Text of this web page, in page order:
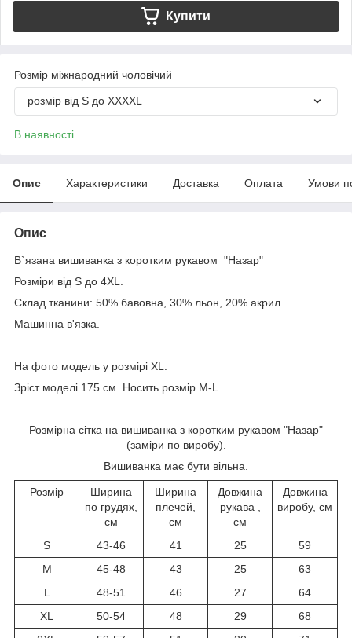
Купити
Розмір міжнародний чоловічий
розмір від S до XXXXL
В наявності
Опис Характеристики Доставка Оплата Умови
Опис
В`язана вишиванка з коротким рукавом "Назар"
Розміри від S до 4XL.
Склад тканини: 50% бавовна, 30% льон, 20% акрил.
Машинна в'язка.
На фото модель у розмірі ХL.
Зріст моделі 175 см. Носить розмір M-L.
Розмірна сітка на вишиванка з коротким рукавом "Назар"
(заміри по виробу).
Вишиванка має бути вільна.
Розмір
Ширина
по грудях,
см
Ширина
плечей,
см
Довжина
рукава ,
см
Довжина
виробу, см
S 43-46 41 25
59
M
45-48 43 25
63
L
48-51 46 27
64
XL
50-54 48 29
68